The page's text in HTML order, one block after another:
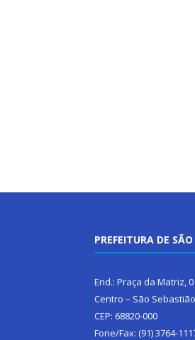
PREFEITURA DE
End.: Praça da Matriz,
Centro – São
CEP: 68820-000
Fone/Fax: (91) 3764-